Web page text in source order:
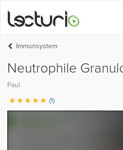
Immunsystem
Neutrophile
Paul
(1)